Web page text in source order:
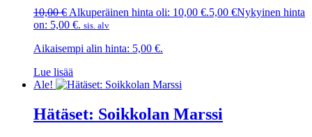
10,00€Alkuperäinen hinta oli: 10,00 €.5,00 €Nykyinen hinta
on: 5,00 €. sis. alv
Aikaisempi alin hinta: 5,00 €.
Lue lisää
Ale!
Hätäset: Soikkolan Marssi